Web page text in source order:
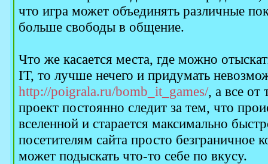
что игра может объединять различные
больше свободы в общение.
Что же касается места, где можно
IT, то лучше нечего и придумать
http://poigrala.ru/bomb_it_games/, а все от
проект постоянно следит за тем, что
вселенной и старается максимально
посетителям сайта просто безграничное
может подыскать что-то себе по вкусу.